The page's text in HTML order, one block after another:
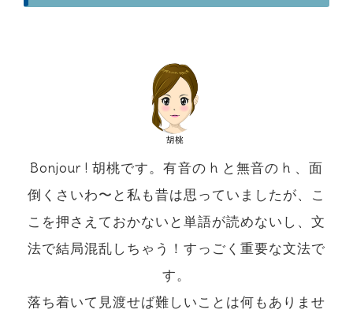
Bonjour ! 胡桃です。有音の h と無音の h 、面
倒くさいわ〜と私も昔は思っていましたが、こ
こを押さえておかないと単語が読めないし、文
法で結局混乱しちゃう！すっごく重要な文法で
す。
落ち着いて見渡せば難しいことは何もありませ